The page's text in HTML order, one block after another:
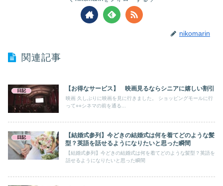
nikomarin
関連記事
日記 【お得なサービス】 映画見るならシニアに嬉しい割引
映画 久しぶりに映画を見に行きました。 ショッピングモールに行
って○○シネマの前を通る...
日記
【結婚式参列】今どきの結婚式は何を着てどのような髪
型？英語を話せるようになりたいと思った瞬間
【結婚式参列】今どきの結婚式は何を着てどのような髪型？英語を
話せるようになりたいと思った瞬間